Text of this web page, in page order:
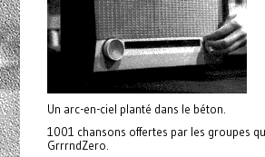
Un arc-en-ciel planté dans le béton.
1001 chansons offertes par les groupes
GrrrndZero.